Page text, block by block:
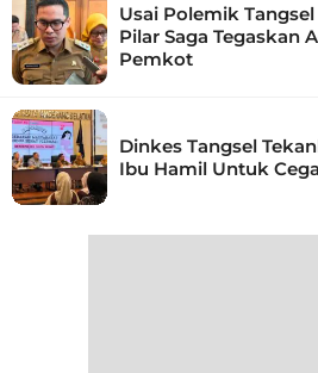
Usai Polemik
Pilar Saga Tegaskan
Pemkot
Dinkes Tangsel
Ibu Hamil Untuk